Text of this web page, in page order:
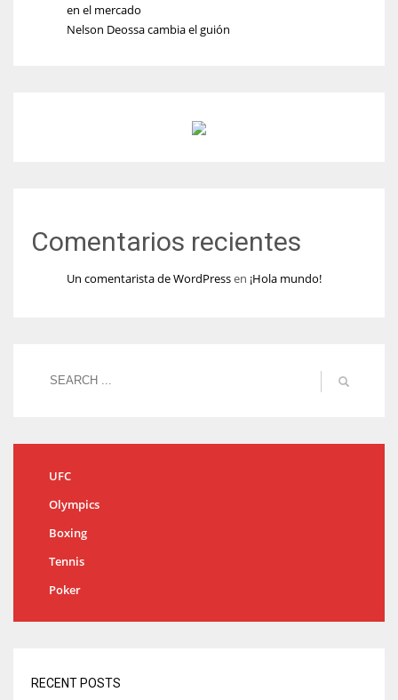
en el mercado
Nelson Deossa cambia el guión
Comentarios recientes
Un comentarista de WordPressen ¡Hola mundo!
UFC
Olympics
Boxing
Tennis
Poker
RECENT POSTS